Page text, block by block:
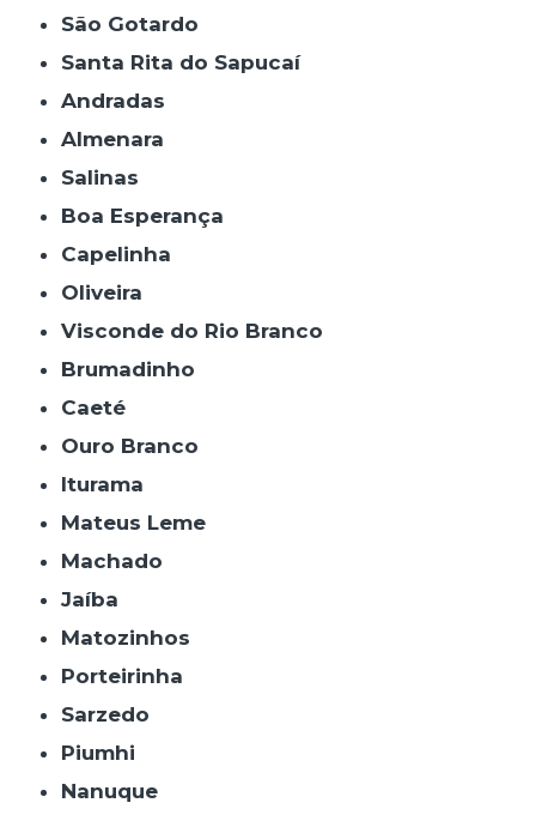
São Gotardo
Santa Rita do Sapucaí
Andradas
Almenara
Salinas
Boa Esperança
Capelinha
Oliveira
Visconde do Rio Branco
Brumadinho
Caeté
Ouro Branco
Iturama
Mateus Leme
Machado
Jaíba
Matozinhos
Porteirinha
Sarzedo
Piumhi
Nanuque